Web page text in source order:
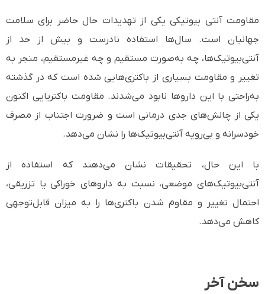
مقاومت آنتی بیوتیکی یکی از تهدیدات حال حاضر برای سلامت
جهانیان است. سال‌ها استفاده نادرست و بیش از حد از
آنتی‌بیوتیک‌ها، چه به‌صورت مستقیم و چه غیرمستقیم، منجر به
تغییر و مقاومت بسیاری از باکتری‌هایی شده است که در گذشته
به‌راحتی با این داروها نابود می‌شدند. مقاومت باکتریایی اکنون
یکی از چالش‌های جدی درمانی است و ضرورت اجتناب از مصرف
خودسرانه و بی‌رویه آنتی‌بیوتیک‌ها را نشان می‌دهد.
با این حال، تحقیقات نشان می‌دهند که استفاده از
آنتی‌بیوتیک‌های موضعی، نسبت به داروهای خوراکی یا تزریقی،
احتمال تغییر و مقاوم شدن باکتری‌ها را به میزان قابل‌توجهی
کاهش می‌دهد.
سخن آخر